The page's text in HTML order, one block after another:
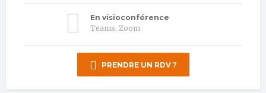
En visioconférence
Teams, Zoom
PRENDRE UN RDV ?